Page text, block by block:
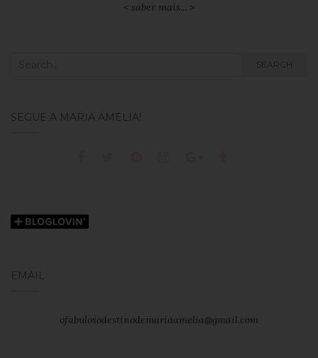
< saber mais... >
SEARCH
SEGUE A MARIA AMÉLIA!
EMAIL
ofabulosodestinodemariaamelia@gmail.com